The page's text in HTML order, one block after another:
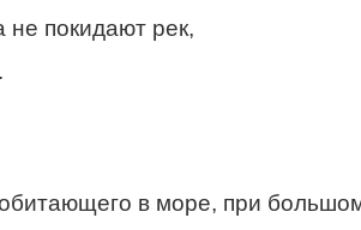
не покидают рек,
в море, при